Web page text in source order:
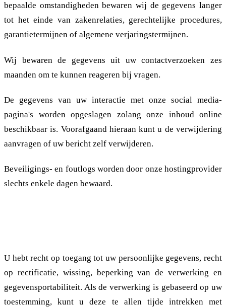
bepaalde omstandigheden bewaren wij de gegevens langer
tot het einde van zakenrelaties, gerechtelijke procedures,
garantietermijnen of algemene verjaringstermijnen.
Wij bewaren de gegevens uit uw contactverzoeken zes
maanden om te kunnen reageren bij vragen.
De gegevens van uw interactie met onze social media-
pagina's worden opgeslagen zolang onze inhoud online
beschikbaar is. Voorafgaand hieraan kunt u de verwijdering
aanvragen of uw bericht zelf verwijderen.
Beveiligings- en foutlogs worden door onze hostingprovider
slechts enkele dagen bewaard.
U hebt recht op toegang tot uw persoonlijke gegevens, recht
op rectificatie, wissing, beperking van de verwerking en
gegevensportabiliteit. Als de verwerking is gebaseerd op uw
toestemming, kunt u deze te allen tijde intrekken met